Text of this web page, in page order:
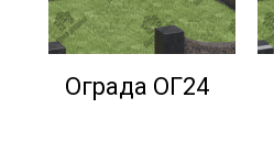
Ограда ОГ24